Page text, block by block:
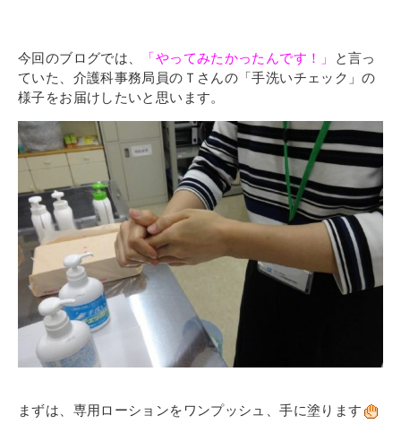
今回のブログでは、 「やってみたかったんです！」
と言っ
ていた、介護科事務局員のＴさんの「手洗いチェック」の
様子をお届けしたいと思います。
まずは、専用ローションをワンプッシュ、手に塗ります